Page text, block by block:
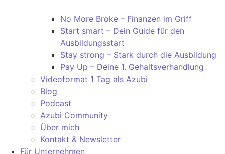
No More Broke – Finanzen im Griff
Start smart – Dein Guide für den
Ausbildungsstart
Stay strong – Stark durch die Ausbildung
Pay Up – Deine 1. Gehaltsverhandlung
Videoformat 1 Tag als Azubi
Blog
Podcast
Azubi Community
Über mich
Kontakt & Newsletter
Für Unternehmen